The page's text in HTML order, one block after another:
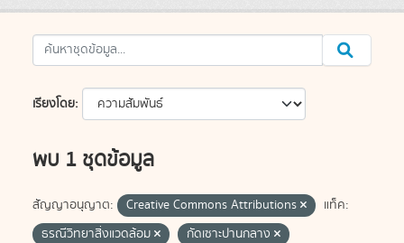
เรียงโดย
พบ 1 ชุดข้อมูล
สัญญาอนุญาต: Creative Commons Attributions
แท็ค:
ธรณีวิทยาสิ่งแวดล้อม
กัดเซาะปานกลาง